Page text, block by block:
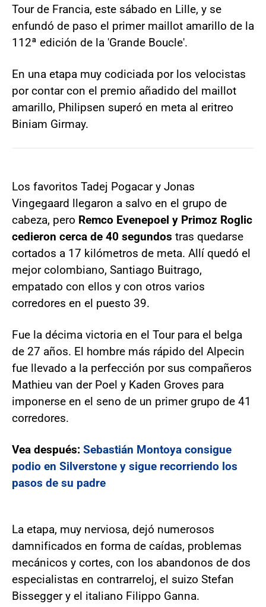
Tour de Francia, este sábado en Lille, y se
enfundó de paso el primer maillot amarillo de la
112ª edición de la 'Grande Boucle'.
En una etapa muy codiciada por los velocistas
por contar con el premio añadido del maillot
amarillo, Philipsen superó en meta al eritreo
Biniam Girmay.
Los favoritos Tadej Pogacar y Jonas
Vingegaard llegaron a salvo en el grupo de
cabeza, pero Remco Evenepoel y Primoz Roglic
cedieron cerca de 40 segundos tras quedarse
cortados a 17 kilómetros de meta. Allí quedó el
mejor colombiano, Santiago Buitrago,
empatado con ellos y con otros varios
corredores en el puesto 39.
Fue la décima victoria en el Tour para el belga
de 27 años. El hombre más rápido del Alpecin
fue llevado a la perfección por sus compañeros
Mathieu van der Poel y Kaden Groves para
imponerse en el seno de un primer grupo de 41
corredores.
Vea después: Sebastián Montoya consigue
podio en Silverstone y sigue recorriendo los
pasos de su padre
La etapa, muy nerviosa, dejó numerosos
damnificados en forma de caídas, problemas
mecánicos y cortes, con los abandonos de dos
especialistas en contrarreloj, el suizo Stefan
Bissegger y el italiano Filippo Ganna.